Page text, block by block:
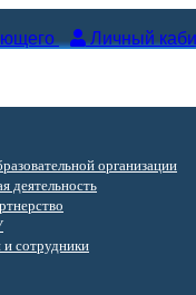
Личный
организации
деятельность
и сотрудники